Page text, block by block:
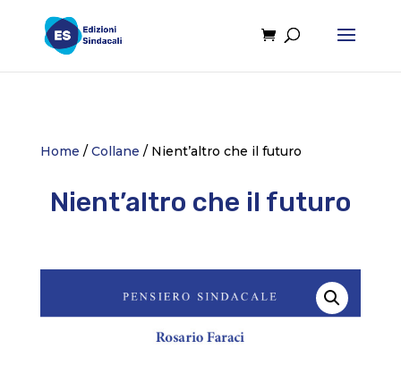
Home / Collane / Nient’altro che il futuro
Nient’altro che il futuro